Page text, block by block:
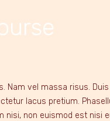
Nam vel massa risus.
lacus pretium.
non euismod est nisi